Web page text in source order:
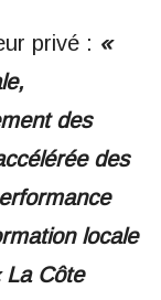
privé : «
des
des
locale
La Côte